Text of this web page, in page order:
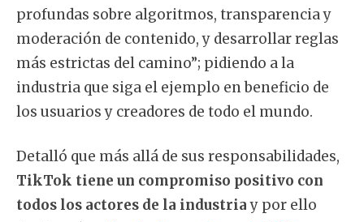
profundas sobre algoritmos, transparencia y
moderación de contenido, y desarrollar reglas
más estrictas del camino”; pidiendo a la
industria que siga el ejemplo en beneficio de
los usuarios y creadores de todo el mundo.
Detalló que más allá de sus responsabilidades,
TikTok tiene un compromiso positivo con
todos los actores de la industriay por ello